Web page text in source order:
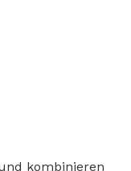
kombinieren